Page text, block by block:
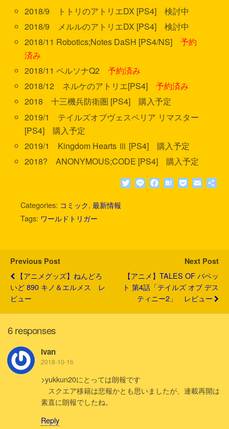
2018/9 トトリのアトリエDX [PS4] 検討中
2018/9 メルルのアトリエDX [PS4] 検討中
2018/11 Robotics;Notes DaSH [PS4/NS]予約
済み
2018/11 ペルソナQ2予約済み
2018/12 ネルケのアトリエ[PS4]予約済み
2018 十三機兵防衛圏 [PS4] 購入予定
2019/1 テイルズオブヴェスペリア リマスター
[PS4] 購入予定
2019/1 Kingdom Hearts Ⅲ [PS4] 購入予定
2018? ANONYMOUS;CODE [PS4] 購入予定
T
L
F
H
P
E
Categories: コミック, 最新情報
Tags: ワールドトリガー
Previous Post
【アニメグッズ】ねんどろ
いど 890 キノ＆エルメス レ
ビュー
Next Post
【アニメ】TALES OF パペッ
ト 第4話「テイルズ オブ デス
ティニー2」 レビュー
6 responses
Ivan
2018-10-16
>yukkun20にとっては朗報です
スクエア移籍は悲報かとも思いましたが、連載再開は
素直に朗報でしたね。
Reply